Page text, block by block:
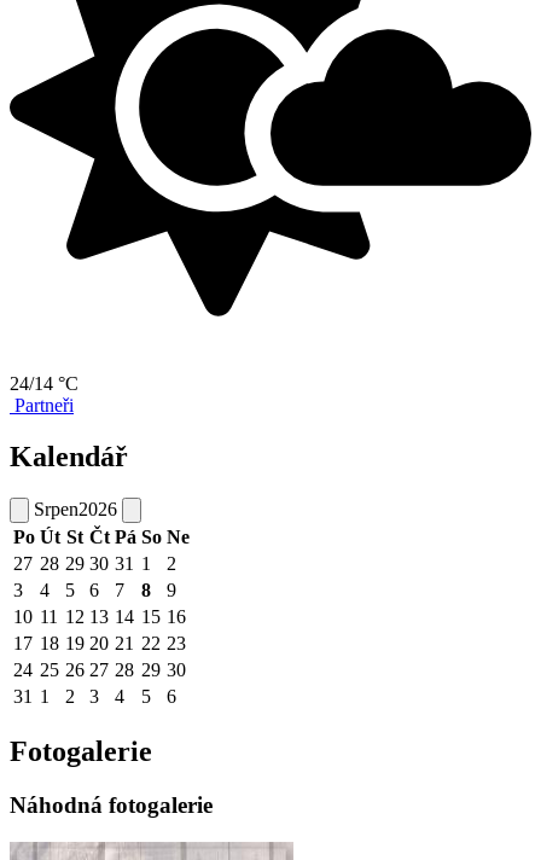
24/14 °C
Partneři
Kalendář
Srpen2026
Po Út St Čt Pá So Ne
27 28 29 30 31 1
2
3
4 5 6 7 8
9
10 11 12 13 14 15 16
17 18 19 20 21 22 23
24 25 26 27 28 29 30
31 1 2 3 4 5 6
Fotogalerie
Náhodná fotogalerie